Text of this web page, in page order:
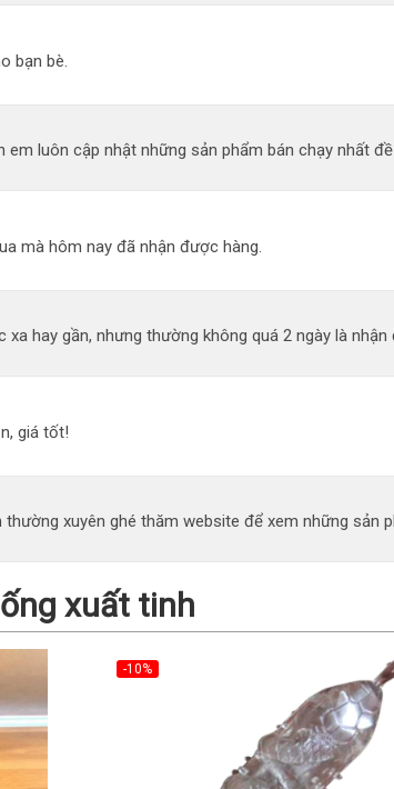
bạn bè.
em luôn cập nhật những sản phẩm bán chạy nhất
mà hôm nay đã nhận được hàng.
xa hay gần, nhưng thường không quá 2 ngày là
giá tốt!
thường xuyên ghé thăm website để xem những sản
xuất tinh
-10%